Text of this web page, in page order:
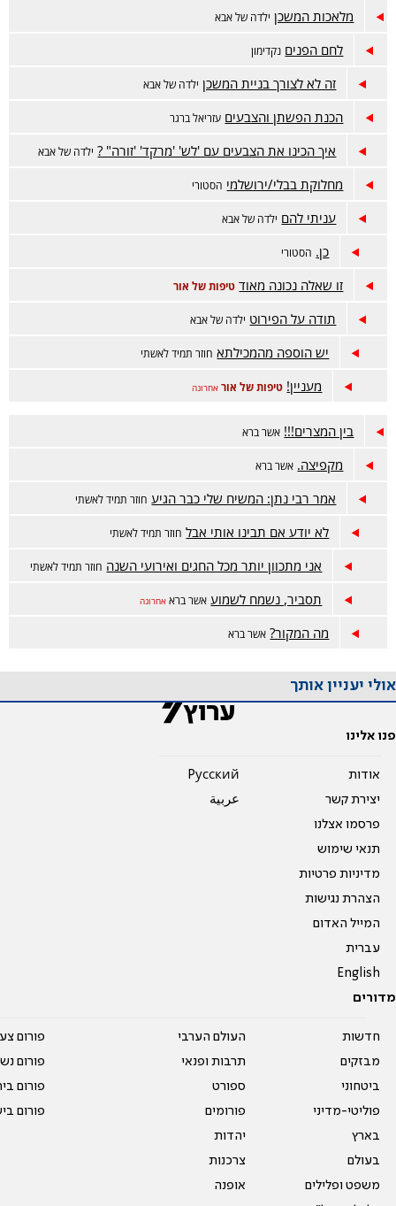
מלאכות המשכן ילדה של אבא
לחם הפנים נקדימון
זה לא לצורך בניית המשכן ילדה של אבא
הכנת הפשתן והצבעים עזריאל ברגר
איך הכינו את הצבעים עם 'לש' 'מרקד' 'זורה" ? ילדה של אבא
מחלוקת בבלי/ירושלמי הסטורי
עניתי להם ילדה של אבא
כן. הסטורי
זו שאלה נכונה מאוד טיפות של אור
תודה על הפירוט ילדה של אבא
יש הוספה מהמכילתא חוזר תמיד לאשתי
מעניין! טיפות של אור אחרונה
בין המצרים!!! אשר ברא
מקפיצה. אשר ברא
אמר רבי נתן: המשיח שלי כבר הגיע חוזר תמיד לאשתי
לא יודע אם תבינו אותי אבל חוזר תמיד לאשתי
אני מתכוון יותר מכל החגים ואירועי השנה חוזר תמיד לאשתי
תסביר, נשמח לשמוע אשר ברא אחרונה
מה המקור? אשר ברא
אולי יעניין אותך
פנו אלינו
אודות
יצירת קשר
פרסמו אצלנו
תנאי שימוש
מדיניות פרטיות
הצהרת נגישות
המייל האדום
עברית
English
Pусский
عربية
מדורים
חדשות
מבזקים
ביטחוני
פוליטי-מדיני
בארץ
בעולם
משפט ופלילים
העולם הערבי
תרבות ופנאי
ספורט
פורומים
יהדות
צרכנות
אופנה
פורום
פורום
פורום
פורום